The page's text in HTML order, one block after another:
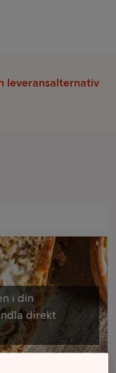
leveransalternativ
i din
direkt